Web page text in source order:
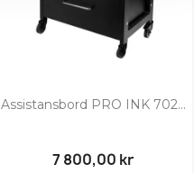
Assistansbord PRO INK 702...
7 800,00 kr